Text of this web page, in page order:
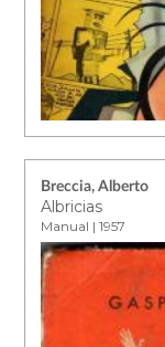
Breccia, Alberto
Albricias
Manual | 1957